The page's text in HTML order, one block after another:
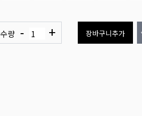
수량 - + 장바구니추가